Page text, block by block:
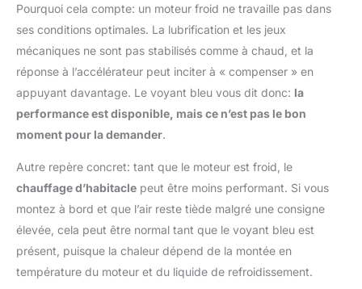
Pourquoi cela compte: un moteur froid ne travaille pas dans
ses conditions optimales. La lubrification et les jeux
mécaniques ne sont pas stabilisés comme à chaud, et la
réponse à l’accélérateur peut inciter à « compenser » en
appuyant davantage. Le voyant bleu vous dit donc: la
performance est disponible, mais ce n’est pas le bon
moment pour la demander.
Autre repère concret: tant que le moteur est froid, le
chauffage d’habitacle peut être moins performant. Si vous
montez à bord et que l’air reste tiède malgré une consigne
élevée, cela peut être normal tant que le voyant bleu est
présent, puisque la chaleur dépend de la montée en
température du moteur et du liquide de refroidissement.